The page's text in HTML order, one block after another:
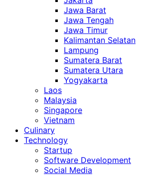
Jawa Barat
Jawa Tengah
Jawa Timur
Kalimantan Selatan
Lampung
Sumatera Barat
Sumatera Utara
Yogyakarta
Laos
Malaysia
Singapore
Vietnam
Culinary
Technology
Startup
Software Development
Social Media